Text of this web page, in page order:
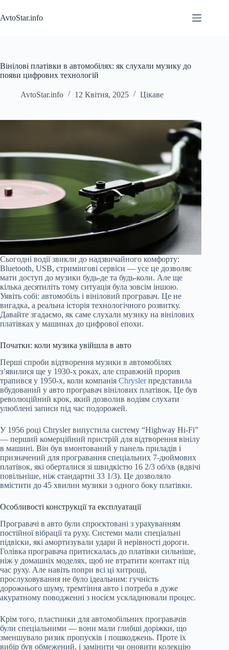
до
вмісту
AvtoStar.info
Вінілові платівки в автомобілях: як слухали музику до
появи цифрових технологій
AvtoStar.info 12 Квітня, 2025 Цікаве
Сьогодні водії звикли до надзвичайного комфорту:
Bluetooth, USB, стримінгові сервіси — усе це дозволяє
мати доступ до музики будь-де та будь-коли. Але ще
кілька десятиліть тому ситуація була зовсім іншою.
Уявіть собі: автомобіль і вініловий програвач. Це не
вигадка, а реальна історія технологічного розвитку.
Давайте згадаємо, як саме слухали музику на вінілових
платівках у машинах до цифрової епохи.
Початки: коли музика увійшла в авто
Перші спроби відтворення музики в автомобілях
з’явилися ще у 1930-х роках, але справжній прорив
трапився у 1950-х, коли компанія Chryslerпредставила
вбудований у авто програвач вінілових платівок. Це був
революційний крок, який дозволив водіям слухати
улюблені записи під час подорожей.
У 1956 році Chrysler випустила систему “Highway Hi-Fi”
— перший комерційний пристрій для відтворення вінілу
в машині. Він був вмонтований у панель приладів і
призначений для програвання спеціальних 7-дюймових
платівок, які оберталися зі швидкістю 16 2/3 об/хв (вдвічі
повільніше, ніж стандартні 33 1/3). Це дозволяло
вмістити до 45 хвилин музики з одного боку платівки.
Особливості конструкції та експлуатації
Програвачі в авто були спроєктовані з урахуванням
постійної вібрації та руху. Системи мали спеціальні
підвіски, які амортизували удари й нерівності дороги.
Голівка програвача притискалась до платівки сильніше,
ніж у домашніх моделях, щоб не втратити контакт під
час руху. Але навіть попри всі ці хитрощі,
прослуховування не було ідеальним: гучність
дорожнього шуму, тремтіння авто і потреба в дуже
акуратному поводженні з носієм ускладнювали процес.
Крім того, пластинки для автомобільних програвачів
були спеціальними — вони мали глибші доріжки, що
зменшувало ризик пропусків і пошкоджень. Проте їх
вибір був обмежений, і замінити чи оновити колекцію